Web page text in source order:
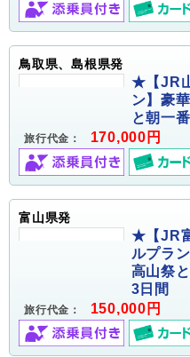
鳥取県、島根県発
★【JR
ン】豪
と朝一
旅行代金： 170,000円
富山県発
★【JR
ルプラ
高山祭
3日間
旅行代金： 150,000円